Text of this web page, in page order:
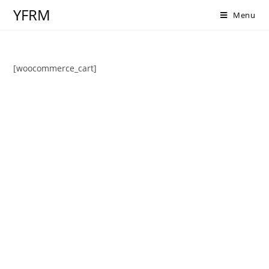
InhaltYFRM Menu
[woocommerce_cart]